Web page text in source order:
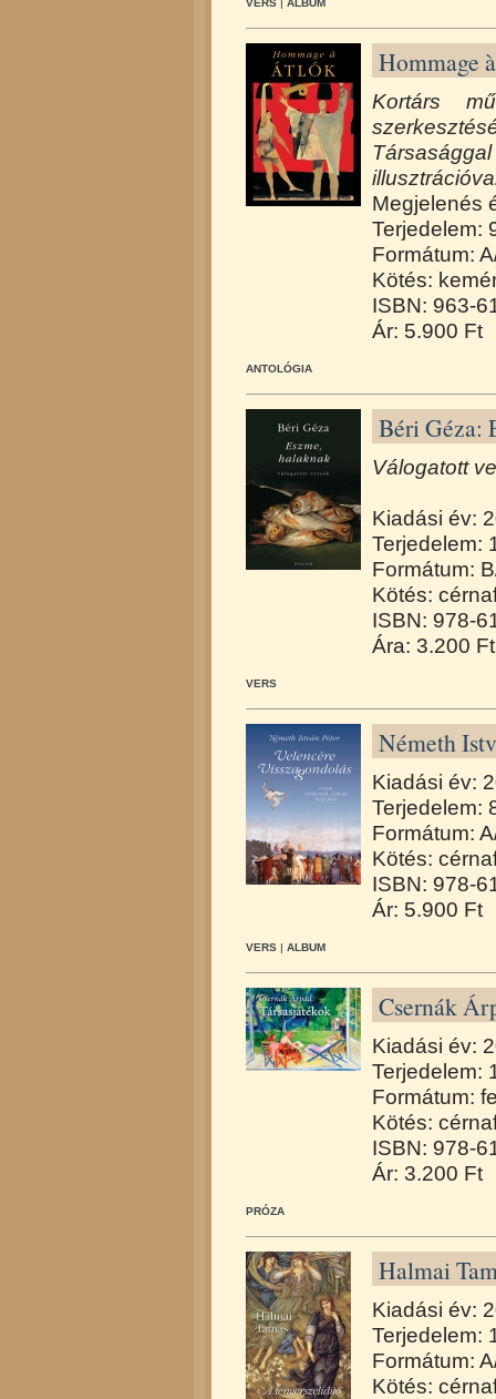
VERS ALBUM
Hommage
Kortárs
Megjelenés
Terjedelem:
Formátum:
Kötés:
ISBN: 963-
Ár: 5.900 Ft
ANTOLÓGIA
Béri Géza:
Válogatott
Kiadási év:
Terjedelem:
Formátum:
Kötés:
ISBN: 978-
Ára: 3.200 Ft
VERS
Németh
Kiadási év:
Terjedelem:
Formátum:
Kötés:
ISBN: 978-
Ár: 5.900 Ft
VERS | ALBUM
Csernák
Kiadási év:
Terjedelem:
Formátum:
Kötés:
ISBN: 978-
Ár: 3.200 Ft
PRÓZA
Halmai
Kiadási év:
Terjedelem:
Formátum:
Kötés: